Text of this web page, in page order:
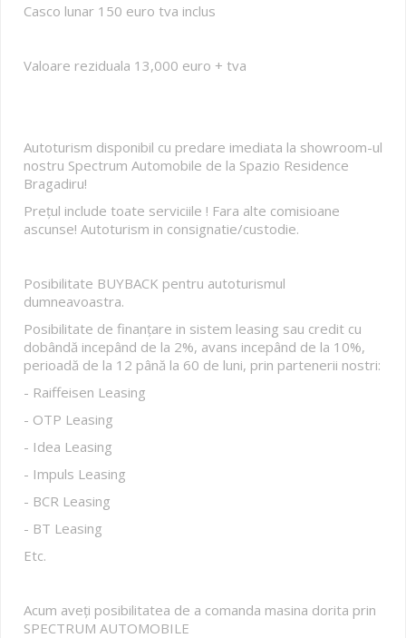
Casco lunar 150 euro tva inclus
Valoare reziduala 13,000 euro + tva
Autoturism disponibil cu predare imediata la showroom-ul
nostru Spectrum Automobile de la Spazio Residence
Bragadiru!
Prețul include toate serviciile ! Fara alte comisioane
ascunse! Autoturism in consignatie/custodie.
Posibilitate BUYBACK pentru autoturismul
dumneavoastra.
Posibilitate de finanțare in sistem leasing sau credit cu
dobândă incepând de la 2%, avans incepând de la 10%,
perioadă de la 12 până la 60 de luni, prin partenerii nostri:
- Raiffeisen Leasing
- OTP Leasing
- Idea Leasing
- Impuls Leasing
- BCR Leasing
- BT Leasing
Etc.
Acum aveți posibilitatea de a comanda masina dorita prin
SPECTRUM AUTOMOBILE